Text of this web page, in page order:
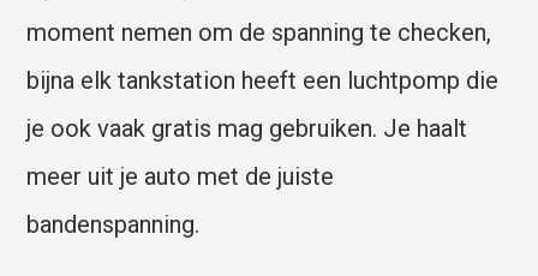
moment nemen om de spanning te checken,
bijna elk tankstation heeft een luchtpomp die
je ook vaak gratis mag gebruiken. Je haalt
meer uit je auto met de juiste
bandenspanning.